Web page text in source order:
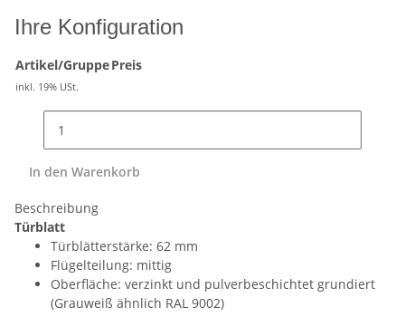
Ihre Konfiguration
Artikel/GruppePreis
inkl. 19% USt.
In den Warenkorb
Beschreibung
Türblatt
Türblätterstärke: 62 mm
Flügelteilung: mittig
Oberfläche: verzinkt und pulverbeschichtet grundiert
(Grauweiß ähnlich RAL 9002)